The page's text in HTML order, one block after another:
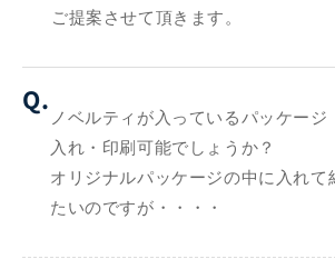
ご提案させて頂きます。
Q.
ノベルティが入っているパッケージ
入れ・印刷可能でしょうか？
オリジナルパッケージの中に入れて
たいのですが・・・・